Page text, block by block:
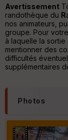
Avertissement
randothèque du R
nos animateurs,
groupe. Pour
à laquelle la
mentionner des
difficultés
supplémentaires
Photos